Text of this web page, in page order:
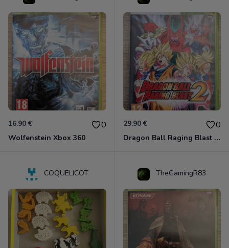
16.90 € 0
Wolfenstein Xbox 360
29.90 € 0
Dragon Ball Raging Blast 2 Xbox 360
COQUELICOT TheGamingR83